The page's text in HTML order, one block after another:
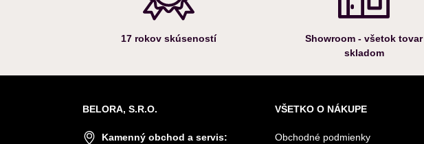
17 rokov skúseností
Showroom - všetok tovar
skladom
BELORA, S.R.O.
Kamenný obchod a servis:
VŠETKO O NÁKUPE
Obchodné podmienky